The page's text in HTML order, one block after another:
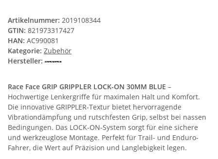
Artikelnummer: 2019108344
GTIN: 821973317427
HAN: AC990081
Kategorie: Zubehör
Hersteller:
Race Face GRIP GRIPPLER LOCK-ON 30MM BLUE –
Hochwertige Lenkergriffe für maximalen Halt und Komfort.
Die innovative GRIPPLER-Textur bietet hervorragende
Vibrationdämpfung und rutschfesten Grip, selbst bei nassen
Bedingungen. Das LOCK-ON-System sorgt für eine sichere
und werkzeuglose Montage. Perfekt für Trail- und Enduro-
Fahrer, die Wert auf Präzision und Langlebigkeit legen.